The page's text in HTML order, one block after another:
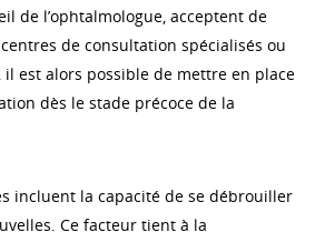
de l’ophtalmologue, acceptent de
de consultation spécialisés ou
il est alors possible de mettre en place
dès le stade précoce de la
incluent la capacité de se débrouiller
Ce facteur tient à la